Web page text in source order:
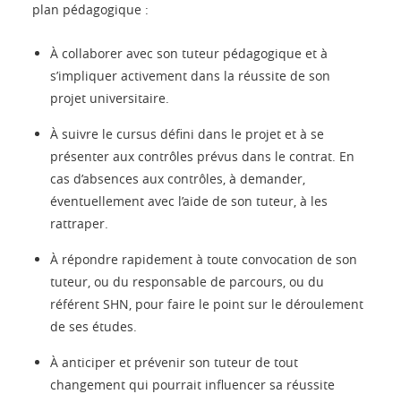
plan pédagogique :
À collaborer avec son tuteur pédagogique et à
s’impliquer activement dans la réussite de son
projet universitaire.
À suivre le cursus défini dans le projet et à se
présenter aux contrôles prévus dans le contrat. En
cas d’absences aux contrôles, à demander,
éventuellement avec l’aide de son tuteur, à les
rattraper.
À répondre rapidement à toute convocation de son
tuteur, ou du responsable de parcours, ou du
référent SHN, pour faire le point sur le déroulement
de ses études.
À anticiper et prévenir son tuteur de tout
changement qui pourrait influencer sa réussite